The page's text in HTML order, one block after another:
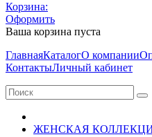
Корзина:
Оформить
Ваша корзина пуста
ГлавнаяКаталогО компании
КонтактыЛичный кабинет
ЖЕНСКАЯ